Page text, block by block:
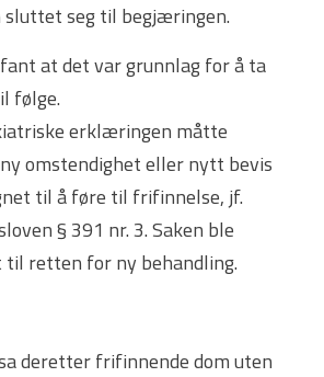
sluttet seg til begjæringen.
at det var grunnlag for å ta
følge.
erklæringen måtte
omstendighet eller nytt bevis
til å føre til frifinnelse, jf.
§ 391 nr. 3. Saken ble
retten for ny behandling.
deretter frifinnende dom uten